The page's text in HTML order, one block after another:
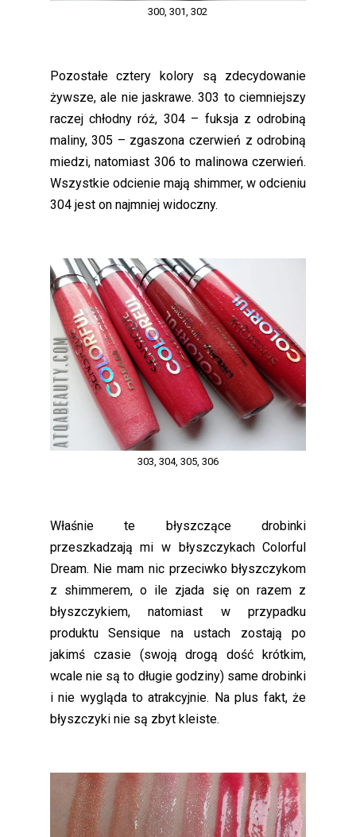
300, 301, 302
Pozostałe cztery kolory są zdecydowanie
żywsze, ale nie jaskrawe. 303 to ciemniejszy
raczej chłodny róż, 304 – fuksja z odrobiną
maliny, 305 – zgaszona czerwień z odrobiną
miedzi, natomiast 306 to malinowa czerwień.
Wszystkie odcienie mają shimmer, w odcieniu
304 jest on najmniej widoczny.
303, 304, 305, 306
Właśnie te błyszczące drobinki
przeszkadzają mi w błyszczykach Colorful
Dream. Nie mam nic przeciwko błyszczykom
z shimmerem, o ile zjada się on razem z
błyszczykiem, natomiast w przypadku
produktu Sensique na ustach zostają po
jakimś czasie (swoją drogą dość krótkim,
wcale nie są to długie godziny) same drobinki
i nie wygląda to atrakcyjnie. Na plus fakt, że
błyszczyki nie są zbyt kleiste.